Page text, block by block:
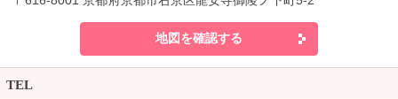
地図を確認する
TEL